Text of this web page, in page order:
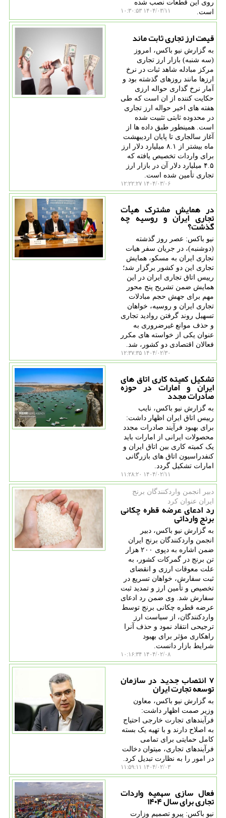
روی این قطعات نصب شده
است.
۱۴۰۴/۰۳/۱۱ ۱۰:۳۰:۵۳
قیمت ارز تجاری ثابت ماند
به گزارش نیو باکس، امروز
(سه شنبه) بازار ارز تجاری
مرکز مبادله شاهد ثبات در نرخ
ارزها مانند روزهای گذشته بود و
آمار نرخ گذاری حواله ارزی
حکایت کننده از ان است که طی
هفته های اخیر حواله ارز تجاری
در محدوده ثابتی تثبیت شده
است. همینطور طبق داده ها از
آغاز سالجاری تا پایان اردیبهشت
ماه بیشتر از ۸.۱ میلیارد دلار ارز
برای واردات تخصیص یافته که
۴.۵ میلیارد دلار آن در بازار ارز
تجاری تأمین شده است.
۱۴۰۴/۰۳/۰۶ ۱۲:۲۲:۲۷
در همایش مشترک هیأت
تجاری ایران و روسیه چه
گذشت؟
نیو باکس: عصر روز گذشته
(دوشنبه)، در جریان سفر هیات
تجاری ایران به مسکو، همایش
تجاری این دو کشور برگزار شد؛
رییس اتاق تجاری ایران در این
همایش ضمن تشریح پنج محور
مهم برای جهش حجم مبادلات
تجاری ایران و روسیه، خواهان
تسهیل روند گرفتن روادید تجاری
و حذف موانع غیرضروری به
عنوان یکی از خواسته های مکرر
فعالان اقتصادی دو کشور، شد.
۱۴۰۴/۰۲/۳۰ ۱۲:۳۷:۳۵
تشکیل کمیته کاری اتاق های
ایران و امارات در حوزه
صادرات مجدد
به گزارش نیو باکس، نایب
رییس اتاق ایران اظهار داشت:
برای بهبود فرآیند صادرات مجدد
محصولات ایرانی از امارات باید
یک کمیته کاری بین اتاق ایران و
کنفدراسیون اتاق های بازرگانی
امارات تشکیل گردد.
۱۴۰۴/۰۲/۱۱ ۱۱:۲۸:۲۰
دبیر انجمن واردكنندگان برنج
ایران عنوان كرد
رد ادعای عرضه قطره چکانی
برنج وارداتی
به گزارش نیو باکس، دبیر
انجمن واردکنندگان برنج ایران
ضمن اشاره به دپوی ۲۰۰ هزار
تن برنج در گمرکات کشور، به
علت معوقات ارزی و انقضای
ثبت سفارش، خواهان تسریع در
تخصیص و تأمین ارز و تمدید ثبت
سفارش شد. وی ضمن رد ادعای
عرضه قطره چکانی برنج توسط
واردکنندگان، از سیاست ارز
ترجیحی انتقاد نمود و حذف آنرا
راهکاری مؤثر برای بهبود
شرایط بازار دانست.
۱۴۰۴/۰۲/۰۸ ۱۰:۱۶:۳۴
۷ انتصاب جدید در سازمان
توسعه تجارت ایران
به گزارش نیو باکس، معاون
وزیر صمت اظهار داشت:
فرآیندهای تجارت خارجی احتیاج
به اصلاح دارند و با تهیه یک بسته
کامل حمایتی برای تمامی
فرآیندهای تجاری، میتوان دخالت
در امور را به نظارت تبدیل کرد.
۱۴۰۴/۰۲/۰۳ ۱۱:۵۹:۱۱
فعال سازی سهمیه واردات
تجاری برای سال ۱۴۰۴
نیو باکس: پیرو تصمیم وزارت